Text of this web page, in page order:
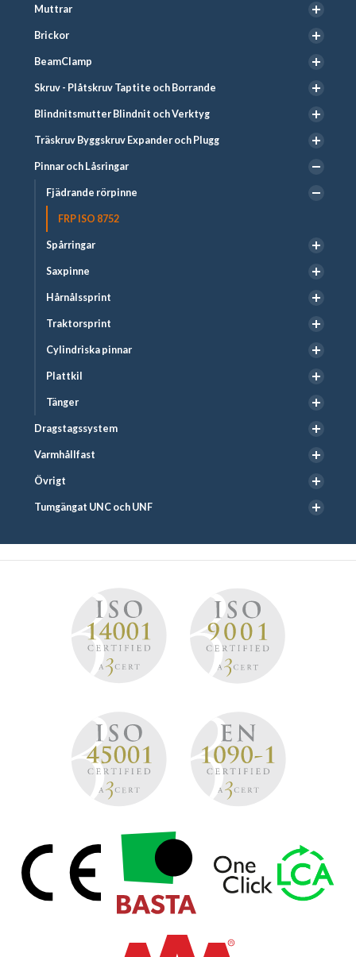
Muttrar
Brickor
BeamClamp
Skruv - Plåtskruv Taptite och Borrande
Blindnitsmutter Blindnit och Verktyg
Träskruv Byggskruv Expander och Plugg
Pinnar och Låsringar
Fjädrande rörpinne
FRP ISO 8752
Spårringar
Saxpinne
Hårnålssprint
Traktorsprint
Cylindriska pinnar
Plattkil
Tänger
Dragstagssystem
Varmhållfast
Övrigt
Tumgängat UNC och UNF